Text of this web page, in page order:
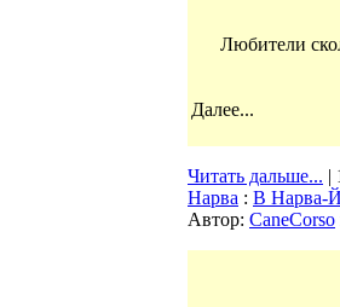
Любители
Далее...
Читать дальше... |
Нарва : В Нарва-
Автор: CaneCorso